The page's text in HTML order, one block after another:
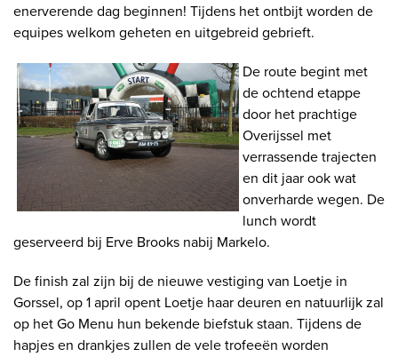
enerverende dag beginnen! Tijdens het ontbijt worden de
equipes welkom geheten en uitgebreid gebrieft.
De route begint met
de ochtend etappe
door het prachtige
Overijssel met
verrassende trajecten
en dit jaar ook wat
onverharde wegen. De
lunch wordt
geserveerd bij Erve Brooks nabij Markelo.
De finish zal zijn bij de nieuwe vestiging van Loetje in
Gorssel, op 1 april opent Loetje haar deuren en natuurlijk zal
op het Go Menu hun bekende biefstuk staan. Tijdens de
hapjes en drankjes zullen de vele trofeeën worden